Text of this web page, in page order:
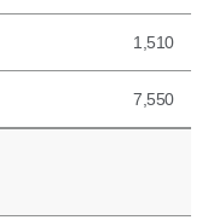
1,510
7,550